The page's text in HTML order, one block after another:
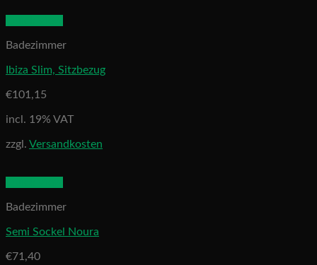
Badezimmer
Ibiza Slim, Sitzbezug
€101,15
incl. 19% VAT
zzgl. Versandkosten
Badezimmer
Semi Sockel Noura
€71,40